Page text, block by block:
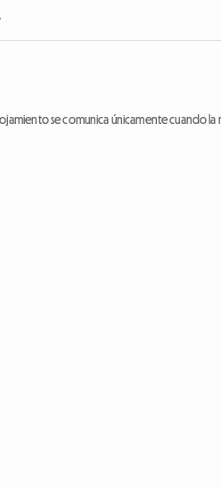
se comunica únicamente cuando la